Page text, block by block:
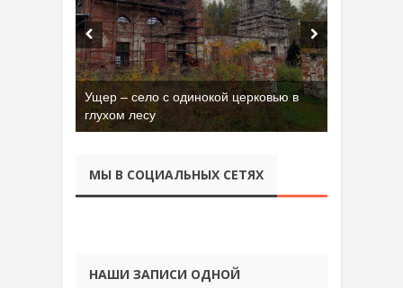
Бывшая танковая часть имени Сухэ-
Батора во Владимире
МЫ В СОЦИАЛЬНЫХ СЕТЯХ
НАШИ ЗАПИСИ ОДНОЙ